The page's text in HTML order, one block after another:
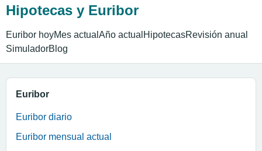
Hipotecas y Euribor
Euribor hoyMes actual Año actual HipotecasRevisión anual
SimuladorBlog
Euribor
Euribor diario
Euribor mensual actual